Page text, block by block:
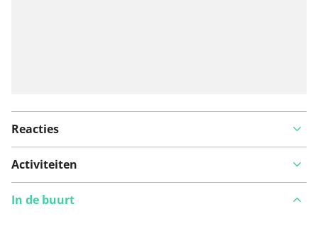
Reacties
Activiteiten
In de buurt